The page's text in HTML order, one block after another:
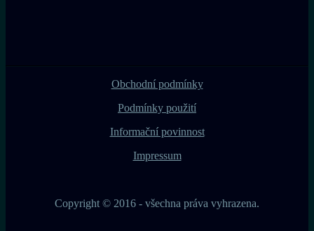
Obchodní podmínky
Podmínky použití
Informační povinnost
Impressum
Copyright © 2016 - všechna práva vyhrazena.